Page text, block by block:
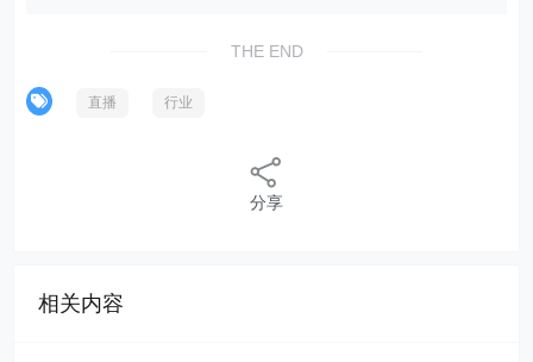
THE END
直播 行业
分享
相关内容